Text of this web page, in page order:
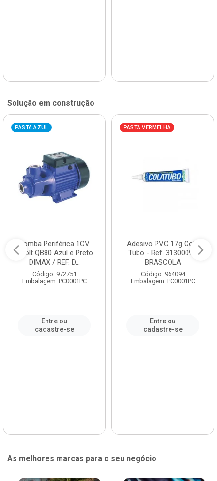
Solução em construção
PASTA AZUL
Bomba Periférica 1CV
Bivolt QB80 Azul e Preto
DIMAX / REF. D...
Código: 972751
Embalagem: PC0001PC
Entre ou
cadastre-se
PASTA VERMELHA
Adesivo PVC 17g Cola
Tubo - Ref. 3130009 -
BRASCOLA
Código: 964094
Embalagem: PC0001PC
Entre ou
cadastre-se
As melhores marcas para o seu negócio